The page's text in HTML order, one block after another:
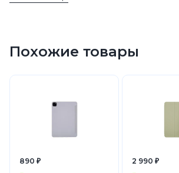
Похожие товары
890 ₽ 2 990 ₽